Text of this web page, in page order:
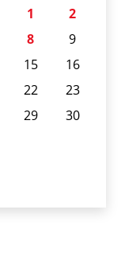
1
2
8
9
15
16
22
23
29
30